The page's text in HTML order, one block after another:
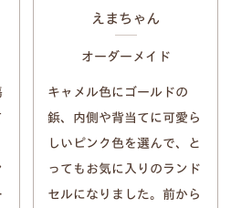
えまちゃん
オーダーメイド
キャメル色にゴールドの
鋲、内側や背当てに可愛ら
しいピンク色を選んで、と
ってもお気に入りのランド
セルになりました。前から